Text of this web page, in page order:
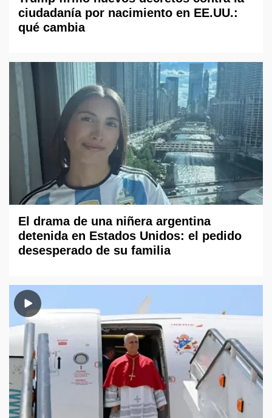
ciudadanía por nacimiento en EE.UU.:
qué cambia
El drama de una niñera argentina
detenida en Estados Unidos: el pedido
desesperado de su familia